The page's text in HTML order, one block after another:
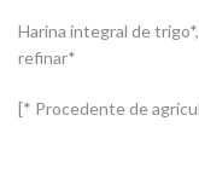
Harina integral de trigo*,
refinar*
[* Procedente de